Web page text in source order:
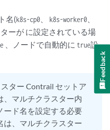
false
true
false
cni
false
true
名(k8s-cp0 k8s-worker0
ーが に設定されている場
、ノードで自動的に true設
ター Contrail セットア
、マルチクラスター内
ード名を設定する必要
は、マルチクラスター
Feedback